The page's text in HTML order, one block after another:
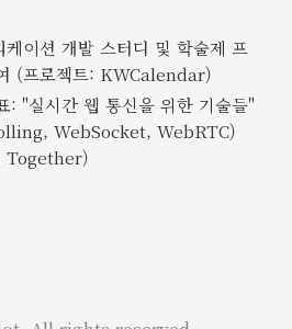
케이션 개발 스터디 및 학술제 프
(프로젝트: KWCalendar)
: "실시간 웹 통신을 위한 기술들"
WebSocket, WebRTC)
Together)